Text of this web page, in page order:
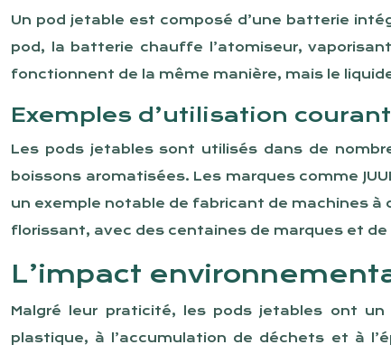
Un pod jetable est composé d’une batterie
pod, la batterie chauffe l’atomiseur,
fonctionnent de la même manière, mais le
Exemples d’utilisation
Les pods jetables sont utilisés dans de
boissons aromatisées. Les marques comme
un exemple notable de fabricant de machines
florissant, avec des centaines de marques et de
L’impact
Malgré leur praticité, les pods jetables ont
plastique, à l’accumulation de déchets et à